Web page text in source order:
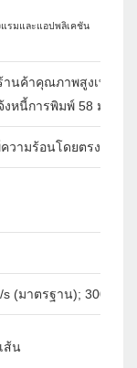
รมและแอปพลิเคชัน
นค้าคุณภาพสูงเทอร์มินั
งหนี้การพิมพ์ 58 มม. เ
วามร้อนโดยตรง
s (มาตรฐาน); 300 มม./
ส้น